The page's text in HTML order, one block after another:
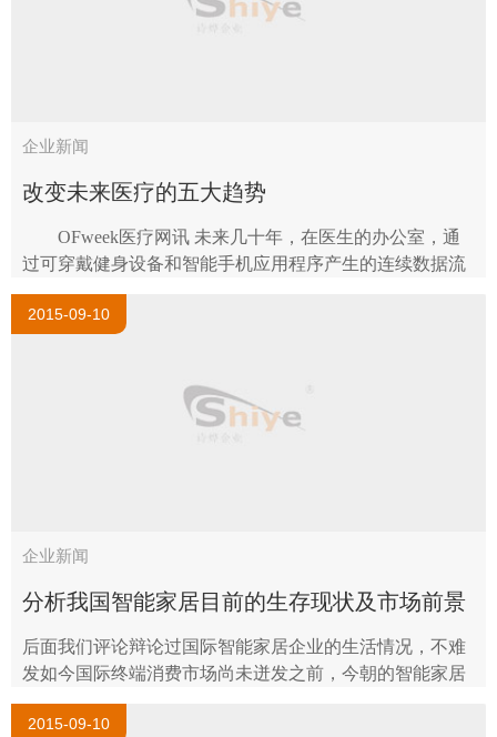
企业新闻
改变未来医疗的五大趋势
OFweek医疗网讯 未来几十年，在医生的办公室，通
过可穿戴健身设备和智能手机应用程序产生的连续数据流
将会是健康产业最大的变革催化剂。 投资者正对这种
潜力异常兴奋，数据显示，数字医..
2015-09-10
企业新闻
分析我国智能家居目前的生存现状及市场前景
后面我们评论辩论过国际智能家居企业的生活情况，不难
发如今国际终端消费市场尚未迸发之前，今朝的智能家居
厂商们想要经过终端消费者的购置和运用而生活的寥若晨
星，那么让我们来看看今朝我们这..
2015-09-10